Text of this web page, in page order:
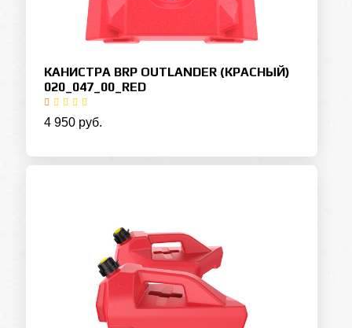
КАНИСТРА BRP OUTLANDER (КРАСНЫЙ)
020_047_00_RED
4 950 руб.